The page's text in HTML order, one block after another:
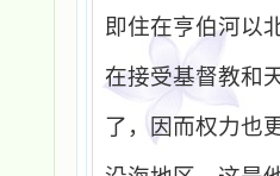
即住在亨伯河以
在接受基督教和
了，因而权力也